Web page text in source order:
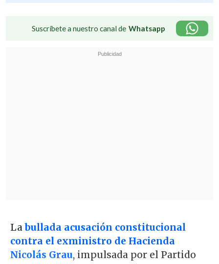
Suscríbete a nuestro canal de Whatsapp
Labullada acusación constitucional
contra el exministro de Hacienda
Nicolás Grau, impulsada por el Partido